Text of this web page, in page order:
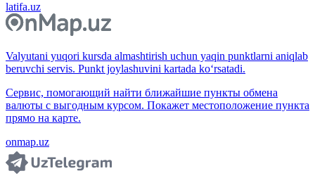
latifa.uz
Valyutani yuqori kursda almashtirish uchun yaqin punktlarni aniqlab
beruvchi servis. Punkt joylashuvini kartada ko‘rsatadi.
Сервис, помогающий найти ближайшие пункты обмена
валюты с выгодным курсом. Покажет местоположение пункта
прямо на карте.
onmap.uz